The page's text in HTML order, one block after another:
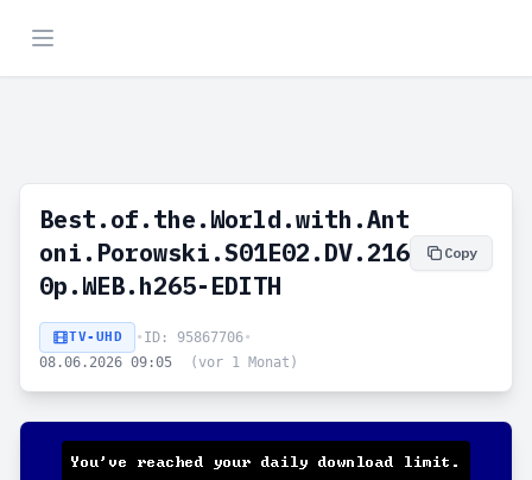
Best.of.the.World.with.Ant
oni.Porowski.S01E02.DV.216
0p.WEB.h265-EDITH
Copy
TV-UHD • ID: 95867706•
08.06.2026 09:05
(vor 1 Monat)